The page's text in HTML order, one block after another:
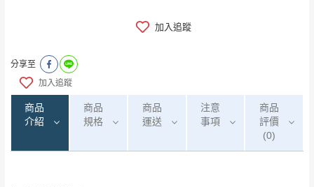
加入追蹤
分享至
加入追蹤
商品
介紹
商品
規格
商品
運送
注意
事項
商品
評價
(0)